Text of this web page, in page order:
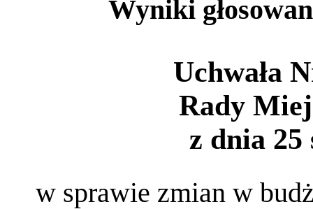
Wyniki
Uchwała
Rady
z dnia 25
w sprawie zmian w